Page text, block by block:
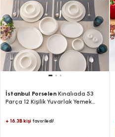
İstanbul Porselen Kınalıada 53
Parça 12 Kişilik Yuvarlak Yemek
+ 16.3B kişi favoriledi!